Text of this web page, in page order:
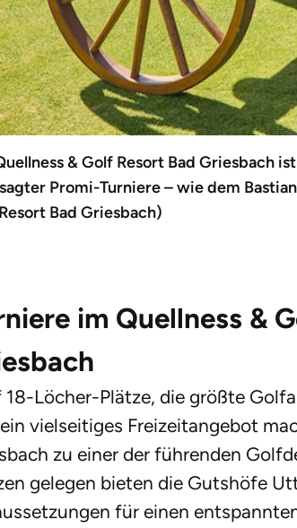
& Golf Resort Bad Griesbach
Promi-Turniere – wie dem
Bad Griesbach)
im Quellness &
18-Löcher-Plätze, die größte
vielseitiges Freizeitangebot
zu einer der führenden
gelegen bieten die Gutshöfe
für einen